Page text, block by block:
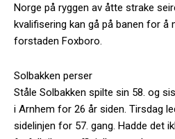
Norge på ryggen av åtte strake
kvalifisering kan gå på banen for å
forstaden Foxboro.
Solbakken perser
Ståle Solbakken spilte sin 58. og
i Arnhem for 26 år siden. Tirsdag
sidelinjen for 57. gang. Hadde det